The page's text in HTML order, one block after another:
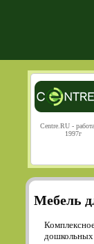
Centre.RU -
1997г
Мебель